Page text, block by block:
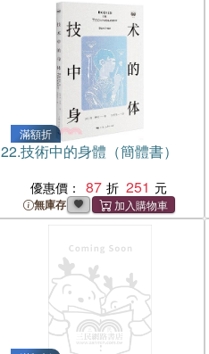
滿額折
22.技術中的身體（簡體書）
優惠價： 87 251
無庫存